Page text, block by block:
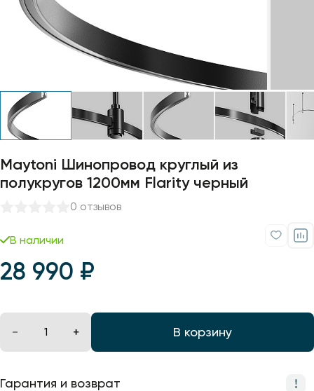
Maytoni Шинопровод круглый из
полукругов 1200мм Flarity черный
0 отзывов
В наличии
28 990 ₽
В корзину
Гарантия и возврат
Профили для ленты
Лампочки